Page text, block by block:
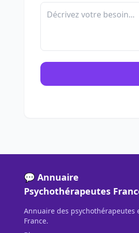
💬 Annuaire
Psychothérapeutes
Annuaire des psychothérapeutes
France.